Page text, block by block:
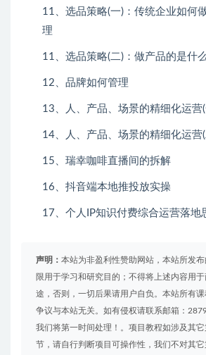
11、选品策略(一)：传统企业如何
理
11、选品策略(二)：做产品的是什
12、品牌如何管理
13、人、产品、场景的精细化运营
14、人、产品、场景的精细化运营
15、瑞幸咖啡直播间的拆解
16、抖音端本地推投放实操
17、个人IP知识付费综合运营落地
声明： 本站为非盈利性赞助网站，本站所发
限用于学习和研究目的；不得将上述内容用
途，否则，一切后果请用户自负。本站所有
争议与本站无关。如有侵权请联系邮箱：
我们将第一时间处理！。项目教程如涉及其
节，请自行判断项目可操作性，我们不对其